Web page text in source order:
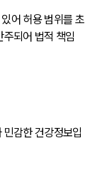
어 허용 범위를 초
되어 법적 책임
감한 건강정보입